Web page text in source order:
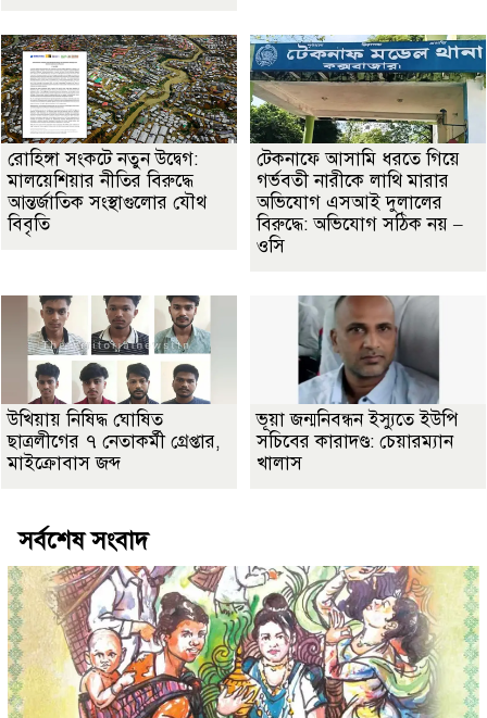
রোহিঙ্গা সংকটে নতুন উদ্বেগ:
মালয়েশিয়ার নীতির বিরুদ্ধে
আন্তর্জাতিক সংস্থাগুলোর যৌথ
বিবৃতি
টেকনাফে আসামি ধরতে গিয়ে
গর্ভবতী নারীকে লাথি মারার
অভিযোগ এসআই দুলালের
বিরুদ্ধে: অভিযোগ সঠিক নয় –
ওসি
উখিয়ায় নিষিদ্ধ ঘোষিত
ছাত্রলীগের ৭ নেতাকর্মী গ্রেপ্তার,
মাইক্রোবাস জব্দ
ভূয়া জন্মনিবন্ধন ইস্যুতে ইউপি
সচিবের কারাদণ্ড: চেয়ারম্যান
খালাস
সর্বশেষ সংবাদ